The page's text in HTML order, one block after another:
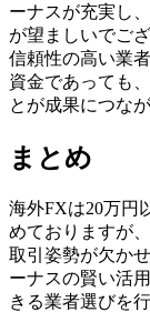
ーナスが充実し
が望ましいでご
信頼性の高い業
資金であっても
とが成果につなが
まとめ
海外FXは20万円
めておりますが
取引姿勢が欠か
ーナスの賢い活
きる業者選びを